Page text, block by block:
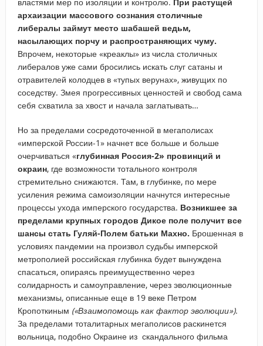
архаизации массового сознания столичные
либералы займут место шабашей ведьм,
насылающих порчу и распространяющих чуму.
Впрочем, некоторые «креаклы» из числа столичных
либералов уже сами бросились искать слуг сатаны и
отравителей колодцев в «тупых верунах», живущих по
соседству. Змея прогрессивных ценностей и свобод сама
себя схватила за хвост и начала заглатывать…
Но за пределами сосредоточенной в мегаполисах
«имперской России-1» начнет все больше и больше
очерчиваться «глубинная Россия-2» провинций и
окраин, где возможности тотального контроля
стремительно снижаются. Там, в глубинке, по мере
усиления режима самоизоляции начнутся интересные
процессы ухода имперского государства. Возникшее за
пределами крупных городов Дикое поле получит все
шансы стать Гуляй-Полем батьки Махно. Брошенная в
условиях пандемии на произвол судьбы имперской
метрополией российская глубинка будет вынуждена
спасаться, опираясь преимущественно через
солидарность и самоуправление, через эволюционные
механизмы, описанные еще в 19 веке Петром
Кропоткиным («Взаимопомощь как фактор эволюции»).
За пределами тоталитарных мегаполисов раскинется
вольница, подобно Окраине из скандального фильма